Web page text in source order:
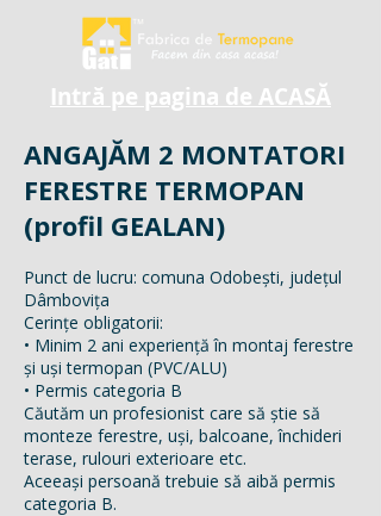
Intră pe pagina de ACASĂ
ANGAJĂM 2 MONTATORI
FERESTRE TERMOPAN
(profil GEALAN)
Punct de lucru: comuna Odobești, județul
Dâmbovița
Cerințe obligatorii:
• Minim 2 ani experiență în montaj ferestre
și uși termopan (PVC/ALU)
• Permis categoria B
Căutăm un profesionist care să știe să
monteze ferestre, uși, balcoane, închideri
terase, rulouri exterioare etc.
Aceeași persoană trebuie să aibă permis
categoria B.